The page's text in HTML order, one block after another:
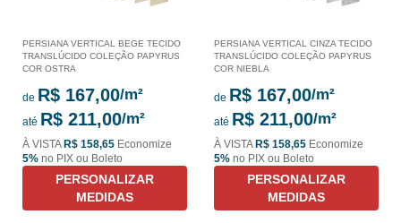
PERSIANA VERTICAL BEGE TECIDO
TRANSLÚCIDO COLEÇÃO PAPYRUS
COR OSTRA
de R$ 167,00
até R$ 211,00
À VISTAR$ 158,65 Economize
5% no PIX ou Boleto
PERSONALIZAR
MEDIDAS
PERSIANA VERTICAL CINZA TECIDO
TRANSLÚCIDO COLEÇÃO PAPYRUS
COR NIEBLA
de R$ 167,00
até R$ 211,00
À VISTAR$ 158,65 Economize
5% no PIX ou Boleto
PERSONALIZAR
MEDIDAS